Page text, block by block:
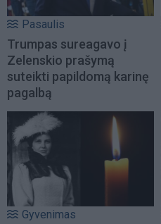
Pasaulis
Trumpas sureagavo į
Zelenskio prašymą
suteikti papildomą karinę
pagalbą
Gyvenimas